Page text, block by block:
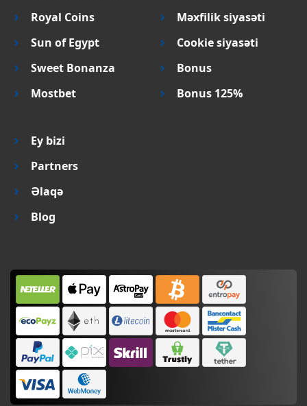
Royal Coins
Sun of Egypt
Sweet Bonanza
Mostbet
Məxfilik siyasəti
Cookie siyasəti
Bonus
Bonus 125%
Ey bizi
Partners
Əlaqə
Blog